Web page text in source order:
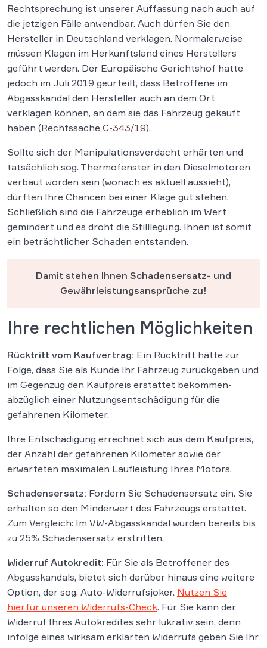
Rechtsprechung ist unserer Auffassung nach auch auf
die jetzigen Fälle anwendbar. Auch dürfen Sie den
Hersteller in Deutschland verklagen. Normalerweise
müssen Klagen im Herkunftsland eines Herstellers
geführt werden. Der Europäische Gerichtshof hatte
jedoch im Juli 2019 geurteilt, dass Betroffene im
Abgasskandal den Hersteller auch an dem Ort
verklagen können, an dem sie das Fahrzeug gekauft
haben (Rechtssache C-343/19).
Sollte sich der Manipulationsverdacht erhärten und
tatsächlich sog. Thermofenster in den Dieselmotoren
verbaut worden sein (wonach es aktuell aussieht),
dürften Ihre Chancen bei einer Klage gut stehen.
Schließlich sind die Fahrzeuge erheblich im Wert
gemindert und es droht die Stilllegung. Ihnen ist somit
ein beträchtlicher Schaden entstanden.
Damit stehen Ihnen Schadensersatz- und
Gewährleistungsansprüche zu!
Ihre rechtlichen Möglichkeiten
Rücktritt vom Kaufvertrag: Ein Rücktritt hätte zur
Folge, dass Sie als Kunde Ihr Fahrzeug zurückgeben und
im Gegenzug den Kaufpreis erstattet bekommen-
abzüglich einer Nutzungsentschädigung für die
gefahrenen Kilometer.
Ihre Entschädigung errechnet sich aus dem Kaufpreis,
der Anzahl der gefahrenen Kilometer sowie der
erwarteten maximalen Laufleistung Ihres Motors.
Schadensersatz: Fordern Sie Schadensersatz ein. Sie
erhalten so den Minderwert des Fahrzeugs erstattet.
Zum Vergleich: Im VW-Abgasskandal wurden bereits bis
zu 25% Schadensersatz erstritten.
Widerruf Autokredit: Für Sie als Betroffener des
Abgasskandals, bietet sich darüber hinaus eine weitere
Option, der sog. Auto-Widerrufsjoker. Nutzen Sie
hierfür unseren Widerrufs-Check. Für Sie kann der
Widerruf Ihres Autokredites sehr lukrativ sein, denn
infolge eines wirksam erklärten Widerrufs geben Sie Ihr